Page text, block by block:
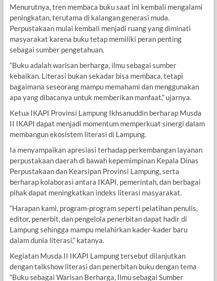
Menurutnya, tren membaca buku saat ini kembali mengalami
peningkatan, terutama di kalangan generasi muda.
Perpustakaan mulai kembali menjadi ruang yang diminati
masyarakat karena buku tetap memiliki peran penting
sebagai sumber pengetahuan.
“Buku adalah warisan berharga, ilmu sebagai sumber
kebaikan. Literasi bukan sekadar bisa membaca, tetapi
bagaimana seseorang mampu memahami dan menggunakan
apa yang dibacanya untuk memberikan manfaat,” ujarnya.
Ketua IKAPI Provinsi Lampung Ikhsanuddin berharap Musda
II IKAPI dapat menjadi momentum memperkuat sinergi dalam
membangun ekosistem literasi di Lampung.
Ia menyampaikan apresiasi terhadap perkembangan layanan
perpustakaan daerah di bawah kepemimpinan Kepala Dinas
Perpustakaan dan Kearsipan Provinsi Lampung, serta
berharap kolaborasi antara IKAPI, pemerintah, dan berbagai
pihak dapat meningkatkan indeks literasi masyarakat.
“Harapan kami, program-program seperti pelatihan penulis,
editor, penerbit, dan pengelola penerbitan dapat hadir di
Lampung sehingga mampu melahirkan kader-kader baru
dalam dunia literasi,” katanya.
Kegiatan Musda II IKAPI Lampung tersebut dilanjutkan
dengan talkshow literasi dan penerbitan buku dengan tema
“Buku sebagai Warisan Berharga, Ilmu sebagai Sumber